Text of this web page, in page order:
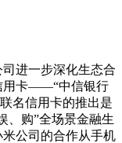
进一步深化生态合
用卡——“中信银行
名信用卡的推出是
、购”全场景金融生
公司的合作从手机